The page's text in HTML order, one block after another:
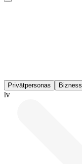
Privātpersonas Bizness
lv